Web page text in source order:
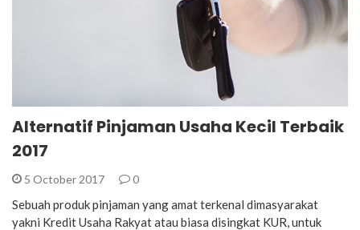
Alternatif Pinjaman Usaha Kecil Terbaik
2017
5 October 2017 0
Sebuah produk pinjaman yang amat terkenal dimasyarakat
yakni Kredit Usaha Rakyat atau biasa disingkat KUR, untuk